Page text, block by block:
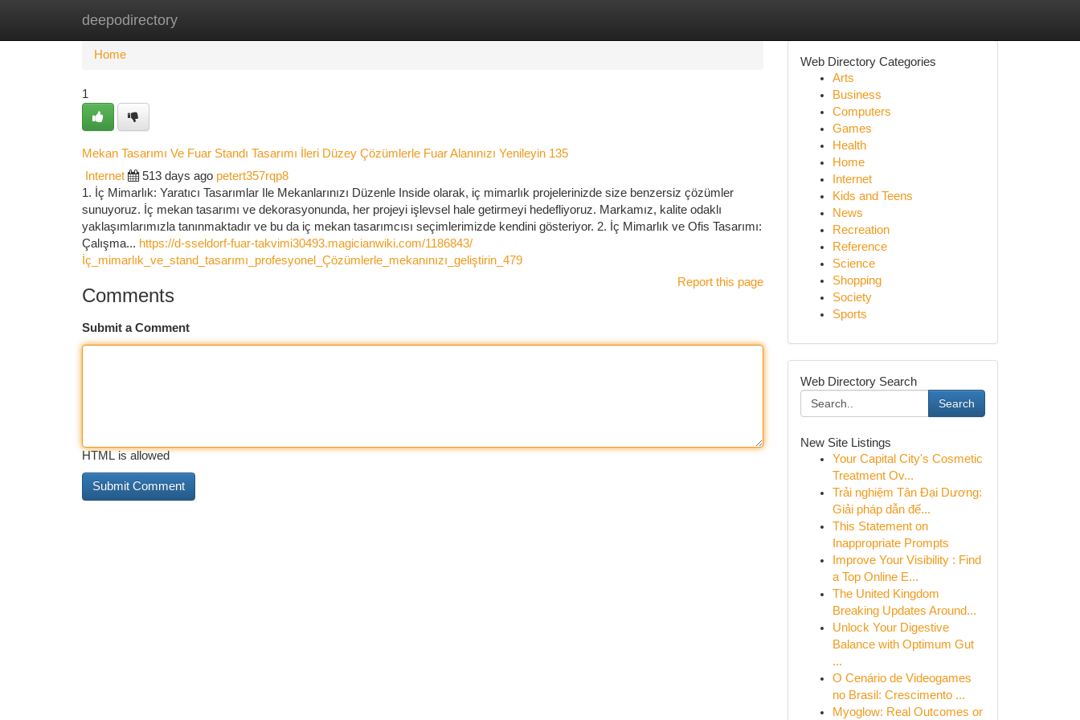
deepodirectory
Home New Site Listings
Home
1
Mekan Tasarımı Ve Fuar Standı Tasarımı İleri Düzey Çözümlerle Fuar Alanınızı Yenileyin 135
Internet 513 days ago petert357rqp8
1. İç Mimarlık: Yaratıcı Tasarımlar Ile Mekanlarınızı Düzenle Inside olarak, iç mimarlık projelerinizde size benzersiz çözümler
sunuyoruz. İç mekan tasarımı ve dekorasyonunda, her projeyi işlevsel hale getirmeyi hedefliyoruz. Markamız, kalite odaklı
yaklaşımlarımızla tanınmaktadır ve bu da iç mekan tasarımcısı seçimlerimizde kendini gösteriyor. 2. İç Mimarlık ve Ofis Tasarımı:
Çalışma... https://d-sseldorf-fuar-takvimi30493.magicianwiki.com/1186843/
İç_mimarlık_ve_stand_tasarımı_profesyonel_Çözümlerle_mekanınızı_geliştirin_479
Report this page
Comments
Submit a Comment
HTML is allowed
Web Directory Categories
Arts
Business
Computers
Games
Health
Home
Internet
Kids and Teens
News
Recreation
Reference
Science
Shopping
Society
Sports
Web Directory Search
Search
New Site Listings
Your Capital City's Cosmetic
Treatment Ov...
Trải nghiệm Tân Đại Dương:
Giải pháp dẫn đế...
This Statement on
Inappropriate Prompts
Improve Your Visibility : Find
a Top Online E...
The United Kingdom
Breaking Updates Around...
Unlock Your Digestive
Balance with Optimum Gut
...
O Cenário de Videogames
no Brasil: Crescimento ...
Myoglow: Real Outcomes or